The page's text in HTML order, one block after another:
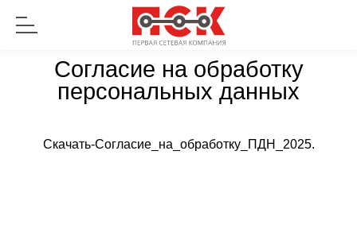
Согласие на обработку
персональных данных
Скачать-Согласие_на_обработку_ПДН_2025.